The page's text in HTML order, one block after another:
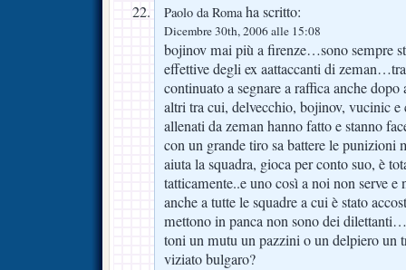
Paolo da Romaha scritto:
Dicembre 30th, 2006 alle 15:08
bojinov mai più a firenze…sono sempre
effettive degli ex aattaccanti di
continuato a segnare a raffica anche
altri tra cui, delvecchio, bojinov, vucinic e
allenati da zeman hanno fatto e stanno
con un grande tiro sa battere le punizioni
aiuta la squadra, gioca per conto suo, è
tatticamente..e uno così a noi non serve e
anche a tutte le squadre a cui è stato
mettono in panca non sono dei
toni un mutu un pazzini o un delpiero un
viziato bulgaro?